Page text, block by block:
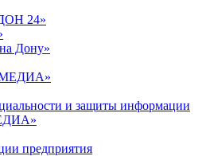
24»
Дону»
МЕДИА»
и защиты информации
предприятия